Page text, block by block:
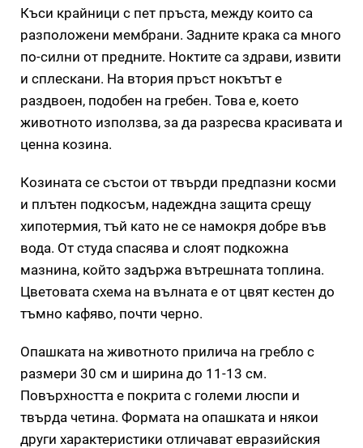
Къси крайници с пет пръста, между които са
разположени мембрани. Задните крака са много
по-силни от предните. Ноктите са здрави, извити
и сплескани. На втория пръст нокътът е
раздвоен, подобен на гребен. Това е, което
животното използва, за да разресва красивата и
ценна козина.
Козината се състои от твърди предпазни косми
и плътен подкосъм, надеждна защита срещу
хипотермия, тъй като не се намокря добре във
вода. От студа спасява и слоят подкожна
мазнина, който задържа вътрешната топлина.
Цветовата схема на вълната е от цвят кестен до
тъмно кафяво, почти черно.
Опашката на животното прилича на гребло с
размери 30 см и ширина до 11-13 см.
Повърхността е покрита с големи люспи и
твърда четина. Формата на опашката и някои
други характеристики отличават евразийския